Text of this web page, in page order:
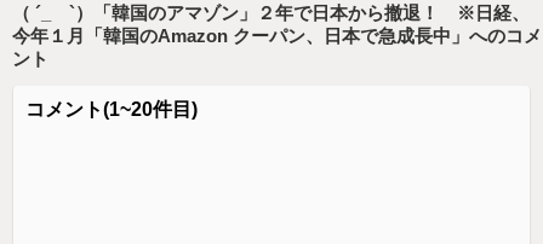
（ ´_ゝ`）「韓国のアマゾン」２年で日本から撤退！ ※日経、
今年１月「韓国のAmazon クーパン、日本で急成長中」 へのコメ
ント
コメント(1~20件目)